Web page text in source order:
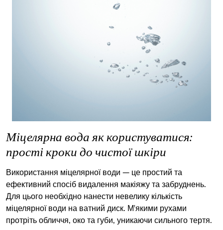
Міцелярна вода як користуватися:
прості кроки до чистої шкіри
Використання міцелярної води — це простий та
ефективний спосіб видалення макіяжу та забруднень.
Для цього необхідно нанести невелику кількість
міцелярної води на ватний диск. М'якими рухами
протріть обличчя, око та губи, уникаючи сильного тертя.